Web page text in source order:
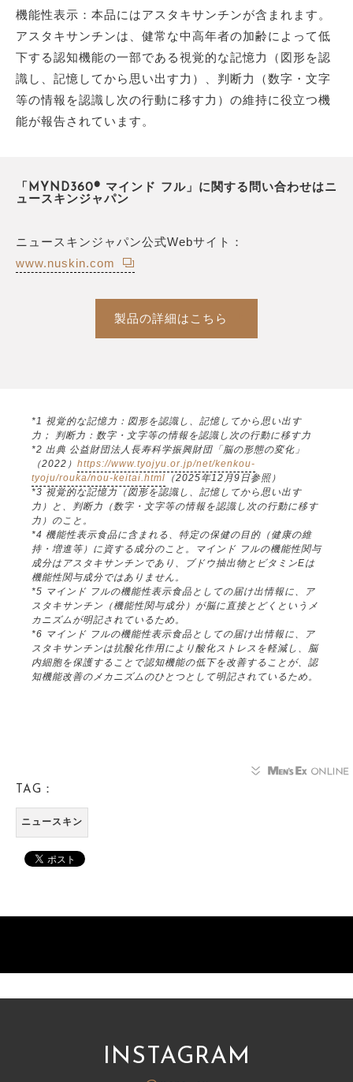
機能性表示：本品にはアスタキサンチンが含まれます。
アスタキサンチンは、健常な中高年者の加齢によって低
下する認知機能の一部である視覚的な記憶力（図形を認
識し、記憶してから思い出す力）、判断力（数字・文字
等の情報を認識し次の行動に移す力）の維持に役立つ機
能が報告されています。
「MYND360® マインド フル」に関する問い合わせはニ
ュースキンジャパン
ニュースキンジャパン公式Webサイト：
www.nuskin.com
製品の詳細はこちら
*1 視覚的な記憶力：図形を認識し、記憶してから思い出す
力； 判断力：数字・文字等の情報を認識し次の行動に移す力
*2 出典 公益財団法人長寿科学振興財団「脳の形態の変化」
（2022） https://www.tyojyu.or.jp/net/kenkou-
tyoju/rouka/nou-keitai.html （2025年12月9日参照）
*3 視覚的な記憶力（図形を認識し、記憶してから思い出す
力）と、判断力（数字・文字等の情報を認識し次の行動に移す
力）のこと。
*4 機能性表示食品に含まれる、特定の保健の目的（健康の維
持・増進等）に資する成分のこと。マインド フルの機能性関与
成分はアスタキサンチンであり、ブドウ抽出物とビタミンEは
機能性関与成分ではありません。
*5 マインド フルの機能性表示食品としての届け出情報に、ア
スタキサンチン（機能性関与成分）が脳に直接とどくというメ
カニズムが明記されているため。
*6 マインド フルの機能性表示食品としての届け出情報に、ア
スタキサンチンは抗酸化作用により酸化ストレスを軽減し、脳
内細胞を保護することで認知機能の低下を改善することが、認
知機能改善のメカニズムのひとつとして明記されているため。
TAG：
ニュースキン
INSTAGRAM